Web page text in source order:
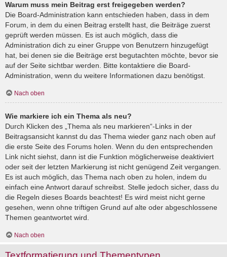
Warum muss mein Beitrag erst freigegeben werden?
Die Board-Administration kann entschieden haben, dass in dem
Forum, in dem du einen Beitrag erstellt hast, die Beiträge zuerst
geprüft werden müssen. Es ist auch möglich, dass die
Administration dich zu einer Gruppe von Benutzern hinzugefügt
hat, bei denen sie die Beiträge erst begutachten möchte, bevor sie
auf der Seite sichtbar werden. Bitte kontaktiere die Board-
Administration, wenn du weitere Informationen dazu benötigst.
Nach oben
Wie markiere ich ein Thema als neu?
Durch Klicken des „Thema als neu markieren“-Links in der
Beitragsansicht kannst du das Thema wieder ganz nach oben auf
die erste Seite des Forums holen. Wenn du den entsprechenden
Link nicht siehst, dann ist die Funktion möglicherweise deaktiviert
oder seit der letzten Markierung ist nicht genügend Zeit vergangen.
Es ist auch möglich, das Thema nach oben zu holen, indem du
einfach eine Antwort darauf schreibst. Stelle jedoch sicher, dass du
die Regeln dieses Boards beachtest! Es wird meist nicht gerne
gesehen, wenn ohne triftigen Grund auf alte oder abgeschlossene
Themen geantwortet wird.
Nach oben